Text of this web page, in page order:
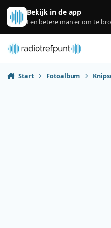
Spring naar bijdragen
Bekijk in de app
Een betere manier om te
Start Fotoalbum